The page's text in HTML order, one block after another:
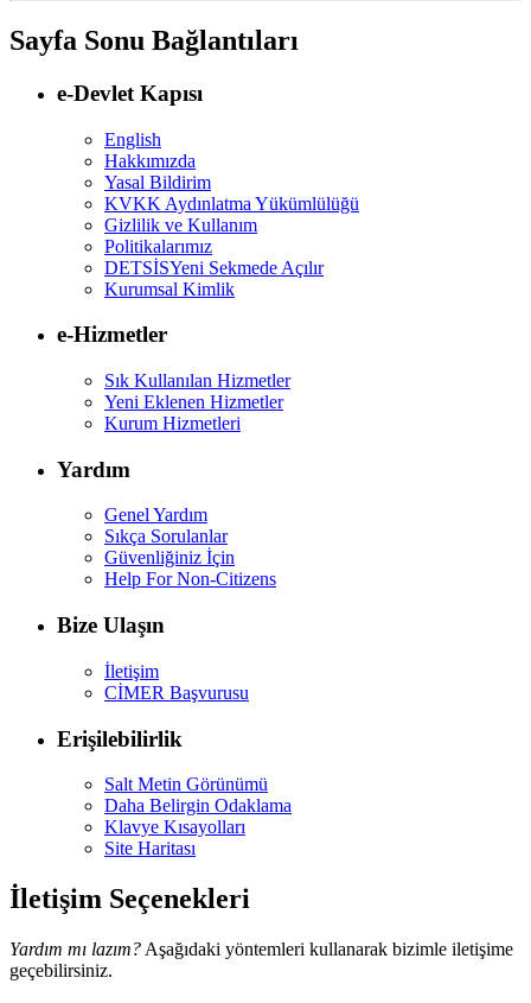
Sayfa Sonu Bağlantıları
e-Devlet Kapısı
English
Hakkımızda
Yasal Bildirim
KVKK Aydınlatma Yükümlülüğü
Gizlilik ve Kullanım
Politikalarımız
DETSİSYeni Sekmede Açılır
Kurumsal Kimlik
e-Hizmetler
Sık Kullanılan Hizmetler
Yeni Eklenen Hizmetler
Kurum Hizmetleri
Yardım
Genel Yardım
Sıkça Sorulanlar
Güvenliğiniz İçin
Help For Non-Citizens
Bize Ulaşın
İletişim
CİMER Başvurusu
Erişilebilirlik
Salt Metin Görünümü
Daha Belirgin Odaklama
Klavye Kısayolları
Site Haritası
İletişim Seçenekleri
Yardım mı lazım? Aşağıdaki yöntemleri kullanarak bizimle iletişime
geçebilirsiniz.